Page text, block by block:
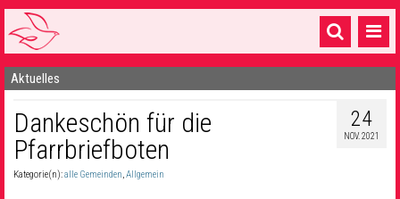
Startseite
1 Pfarrei
16 Gemeinden & mehr
Aktuelles
24
NOV. 2021
Dankeschön für die
Pfarrbriefboten
Kategorie(n):alle Gemeinden,Allgemein